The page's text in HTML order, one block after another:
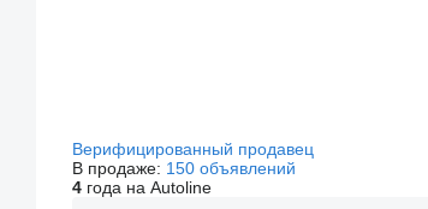
Верифицированный продавец
В продаже: 150 объявлений
4года на Autoline